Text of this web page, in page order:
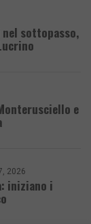
sottopasso,
e
2026
iniziano i